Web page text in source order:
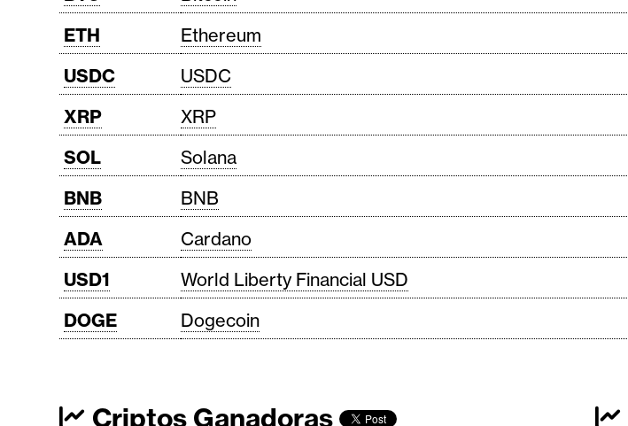
ETH
Ethereum
USDC
USDC
XRP
XRP
SOL
Solana
BNB
BNB
ADA
Cardano
USD1
World Liberty Financial USD
DOGE
Dogecoin
Criptos Ganadoras